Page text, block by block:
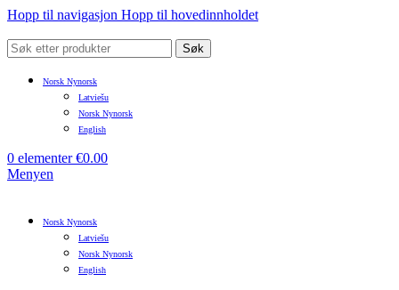
Hopp til navigasjon Hopp til hovedinnholdet
Søk
Norsk Nynorsk
Latviešu
Norsk Nynorsk
English
0 elementer €0.00
Menyen
Norsk Nynorsk
Latviešu
Norsk Nynorsk
English